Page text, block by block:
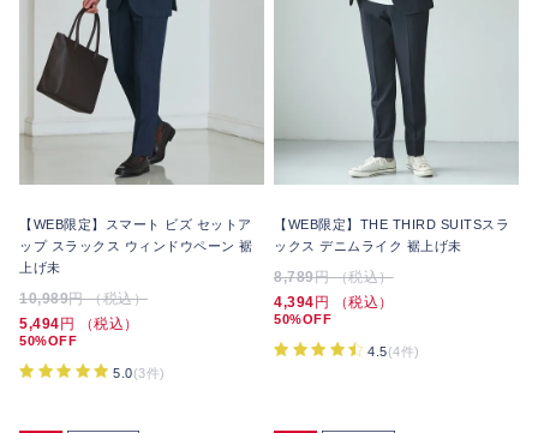
【WEB限定】スマート ビズ セットア
ップ スラックス ウィンドウペーン 裾
上げ未
10,989円 （税込）
5,494円 （税込）
50%OFF
5.0(3件)
【WEB限定】THE THIRD SUITSスラ
ックス デニムライク 裾上げ未
8,789円 （税込）
4,394円 （税込）
50%OFF
4.5(4件)